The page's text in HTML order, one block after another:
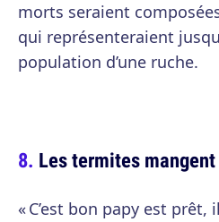
morts seraient
qui représenteraient
population d’une ruche.
Les termites
« C’est bon papy est